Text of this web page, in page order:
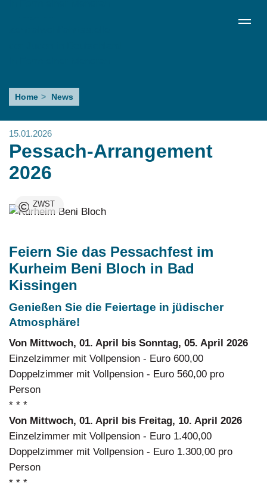
Pessach-
Arrangement
2026
Home News
15.01.2026
Pessach-Arrangement
2026
© ZWST
Feiern Sie das Pessachfest im
Kurheim Beni Bloch in Bad
Kissingen
Genießen Sie die Feiertage in jüdischer
Atmosphäre!
Von Mittwoch, 01. April bis Sonntag, 05. April 2026
Einzelzimmer mit Vollpension - Euro 600,00
Doppelzimmer mit Vollpension - Euro 560,00 pro
Person
* * *
Von Mittwoch, 01. April bis Freitag, 10. April 2026
Einzelzimmer mit Vollpension - Euro 1.400,00
Doppelzimmer mit Vollpension - Euro 1.300,00 pro
Person
* * *